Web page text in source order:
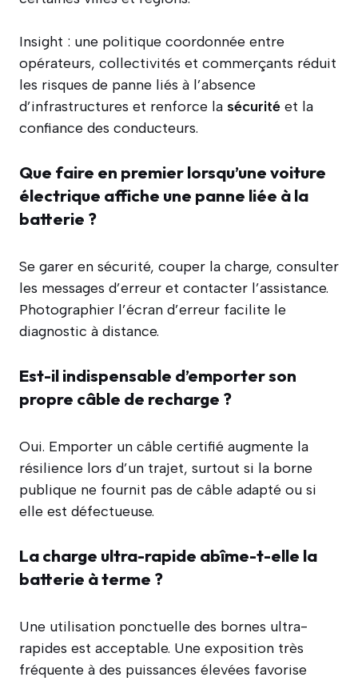
Insight : une politique coordonnée entre
opérateurs, collectivités et commerçants réduit
les risques de panne liés à l’absence
d’infrastructures et renforce la sécurité et la
confiance des conducteurs.
Que faire en premier lorsqu’une voiture
électrique affiche une panne liée à la
batterie ?
Se garer en sécurité, couper la charge, consulter
les messages d’erreur et contacter l’assistance.
Photographier l’écran d’erreur facilite le
diagnostic à distance.
Est-il indispensable d’emporter son
propre câble de recharge ?
Oui. Emporter un câble certifié augmente la
résilience lors d’un trajet, surtout si la borne
publique ne fournit pas de câble adapté ou si
elle est défectueuse.
La charge ultra-rapide abîme-t-elle la
batterie à terme ?
Une utilisation ponctuelle des bornes ultra-
rapides est acceptable. Une exposition très
fréquente à des puissances élevées favorise